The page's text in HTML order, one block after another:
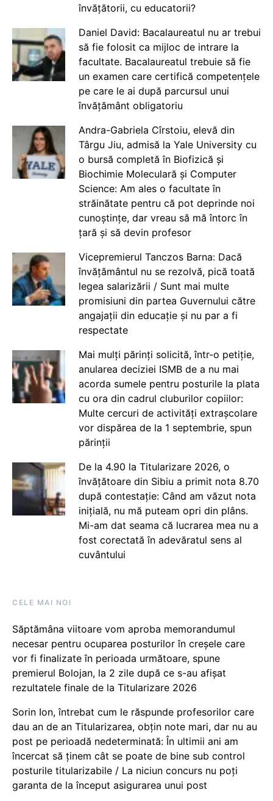
învățătorii, cu educatorii?
Daniel David: Bacalaureatul nu ar trebui
să fie folosit ca mijloc de intrare la
facultate. Bacalaureatul trebuie să fie
un examen care certifică competențele
pe care le ai după parcursul unui
învățământ obligatoriu
Andra-Gabriela Cîrstoiu, elevă din
Târgu Jiu, admisă la Yale University cu
o bursă completă în Biofizică și
Biochimie Moleculară și Computer
Science: Am ales o facultate în
străinătate pentru că pot deprinde noi
cunoștințe, dar vreau să mă întorc în
țară și să devin profesor
Vicepremierul Tanczos Barna: Dacă
învățământul nu se rezolvă, pică toată
legea salarizării / Sunt mai multe
promisiuni din partea Guvernului către
angajații din educație și nu par a fi
respectate
Mai mulți părinți solicită, într-o petiție,
anularea deciziei ISMB de a nu mai
acorda sumele pentru posturile la plata
cu ora din cadrul cluburilor copiilor:
Multe cercuri de activități extrașcolare
vor dispărea de la 1 septembrie, spun
părinții
De la 4.90 la Titularizare 2026, o
învățătoare din Sibiu a primit nota 8.70
după contestație: Când am văzut nota
inițială, nu mă puteam opri din plâns.
Mi-am dat seama că lucrarea mea nu a
fost corectată în adevăratul sens al
cuvântului
CELE MAI NOI
Săptămâna viitoare vom aproba memorandumul
necesar pentru ocuparea posturilor în creșele care
vor fi finalizate în perioada următoare, spune
premierul Bolojan, la 2 zile după ce s-au afișat
rezultatele finale de la Titularizare 2026
Sorin Ion, întrebat cum le răspunde profesorilor care
dau an de an Titularizarea, obțin note mari, dar nu au
post pe perioadă nedeterminată: În ultimii ani am
încercat să ținem cât se poate de bine sub control
posturile titularizabile / La niciun concurs nu poți
garanta de la început asigurarea unui post